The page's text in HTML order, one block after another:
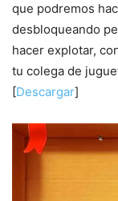
que podremos
desbloqueando
hacer explotar,
tu colega de
[Descargar]